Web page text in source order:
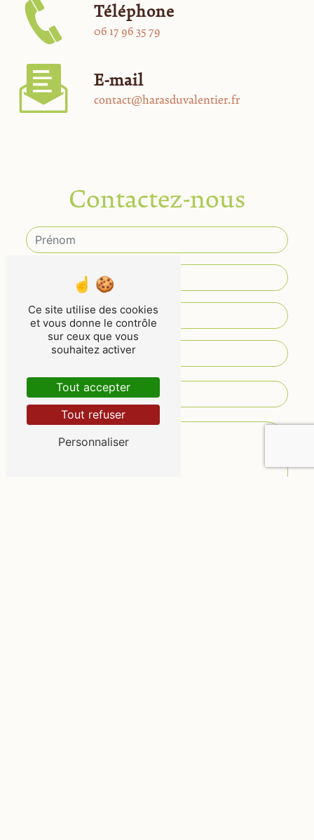
Téléphone
06 17 96 35 79
E-mail
contact@harasduvalentier.fr
Contactez-nous
Ce site utilise des cookies
et vous donne le contrôle
sur ceux que vous
souhaitez activer
Tout accepter
Tout refuser
Personnaliser